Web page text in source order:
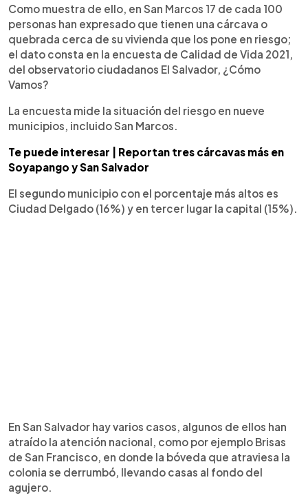
Como muestra de ello, en San Marcos 17 de cada 100
personas han expresado que tienen una cárcava o
quebrada cerca de su vivienda que los pone en riesgo;
el dato consta en la encuesta de Calidad de Vida 2021,
del observatorio ciudadanos El Salvador, ¿Cómo
Vamos?
La encuesta mide la situación del riesgo en nueve
municipios, incluido San Marcos.
Te puede interesar | Reportan tres cárcavas más en
Soyapango y San Salvador
El segundo municipio con el porcentaje más altos es
Ciudad Delgado (16%) y en tercer lugar la capital (15%).
En San Salvador hay varios casos, algunos de ellos han
atraído la atención nacional, como por ejemplo Brisas
de San Francisco, en donde la bóveda que atraviesa la
colonia se derrumbó, llevando casas al fondo del
agujero.